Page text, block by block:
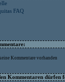
FAQ
Kommentare vorhanden
Kommentaren dürfen